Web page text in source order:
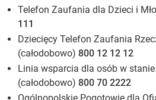
Telefon Zaufania dla Dzieci i
111
Dziecięcy Telefon Zaufania
(całodobowo) 800 12 12 12
Linia wsparcia dla osób w
(całodobowo) 800 70 2222